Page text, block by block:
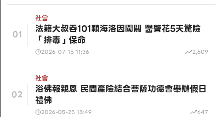
01
社會
法籍大叔吞101顆海洛因闖關 醫警花5天驚險
「排毒」保命
2026-07-15 11:36 2,609
02
社會
浴佛報親恩 民間產險結合菩薩功德會舉辦假日
禮佛
2026-05-25 18:49 647